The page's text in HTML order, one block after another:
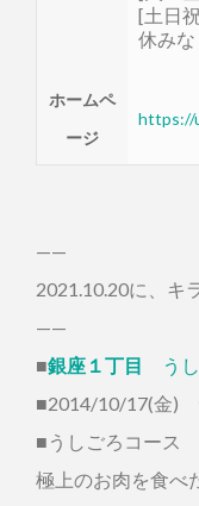
[土日
休みな
ホームペ
ージ
https://
——
2021.10.20に、キ
——
■銀座１丁目
う
■2014/10/17(金)
■うしごろコース
極上のお肉を食べ